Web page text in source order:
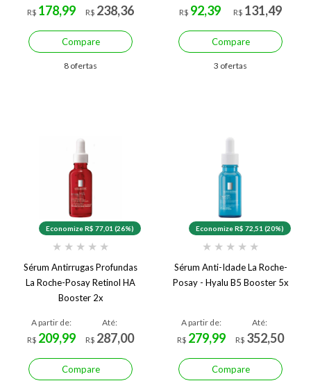
R$ 178,99
R$ 238,36
Compare
8 ofertas
R$ 92,39
R$ 131,49
Compare
3 ofertas
Economize R$ 77,01 (26%)
★ ★ ★ ★ ★
Sérum Antirrugas Profundas
La Roche-Posay Retinol HA
Booster 2x
A partir de:
R$ 209,99
Até:
R$ 287,00
Compare
Economize R$ 72,51 (20%)
★ ★ ★ ★ ★
Sérum Anti-Idade La Roche-
Posay - Hyalu B5 Booster 5x
A partir de:
R$ 279,99
Até:
R$ 352,50
Compare